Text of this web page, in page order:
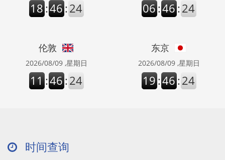
18:46:24 06:46:24
伦敦
2026/08/09 ,星期日
11:46:24
东京
2026/08/09 ,星期日
19:46:24
时间查询